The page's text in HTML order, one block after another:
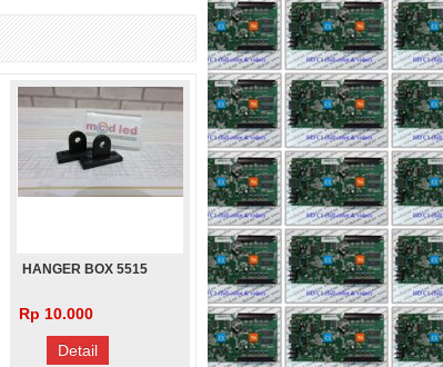
HANGER BOX 5515
Rp 10.000
Detail